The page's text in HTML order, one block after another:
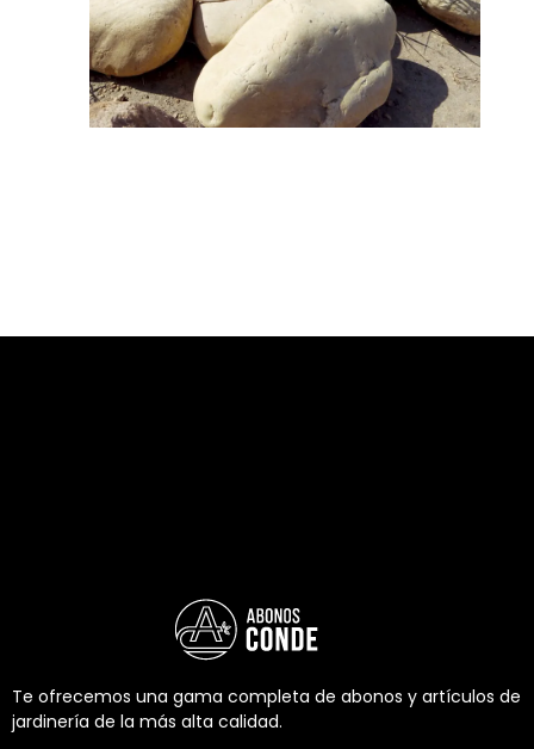
Te ofrecemos una gama completa de abonos y artículos de
jardinería de la más alta calidad.